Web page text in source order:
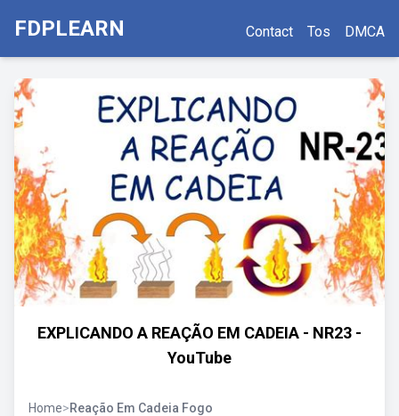
FDPLEARN Contact Tos DMCA
EXPLICANDO A REAÇÃO EM CADEIA - NR23 -
YouTube
Home>Reação Em Cadeia Fogo